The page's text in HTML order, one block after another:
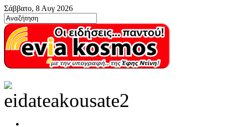
Σάββατο, 8 Αυγ 2026